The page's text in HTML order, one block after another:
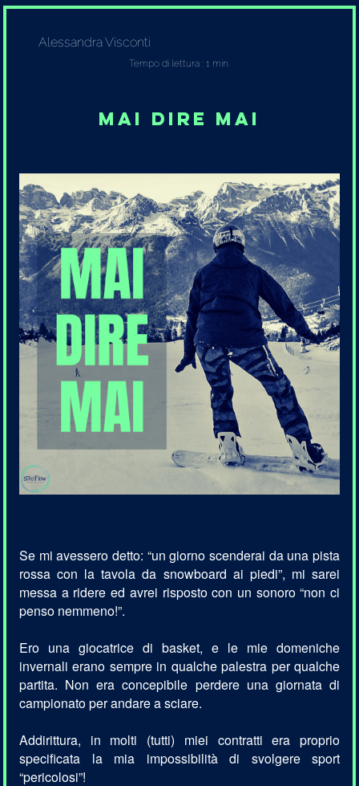
Alessandra Visconti
Tempo di lettura : 1 min.
Mai dire mai
Se mi avessero detto: “un giorno scenderai da una pista
rossa con la tavola da snowboard ai piedi”, mi sarei
messa a ridere ed avrei risposto con un sonoro “non ci
penso nemmeno!”.
Ero una giocatrice di basket, e le mie domeniche
invernali erano sempre in qualche palestra per qualche
partita. Non era concepibile perdere una giornata di
campionato per andare a sciare.
Addirittura, in molti (tutti) miei contratti era proprio
specificata la mia impossibilità di svolgere sport
“pericolosi”!